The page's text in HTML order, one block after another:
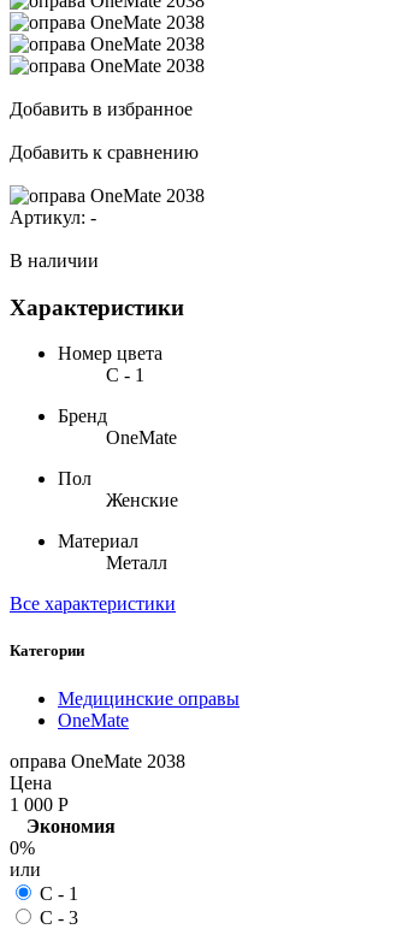
Добавить в избранное
Добавить к сравнению
Артикул: -
В наличии
Характеристики
Номер цвета
С - 1
Бренд
OneMate
Пол
Женские
Материал
Металл
Все характеристики
Категории
Медицинские оправы
OneMate
оправа OneMate 2038
Цена
1 000 Р
Экономия
0%
или
С - 1
С - 3